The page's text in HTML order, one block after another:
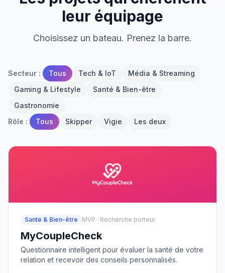
leur équipage
Choisissez un bateau. Prenez la barre.
Secteur : Tous Tech & IoT
Média & Streaming
Gaming & Lifestyle
Santé & Bien-être
Gastronomie
Rôle :
Tous Skipper Vigie Les deux
Santé & Bien-être MVP · Recherche porteur
MyCoupleCheck
Questionnaire intelligent pour évaluer la santé de votre
relation et recevoir des conseils personnalisés.